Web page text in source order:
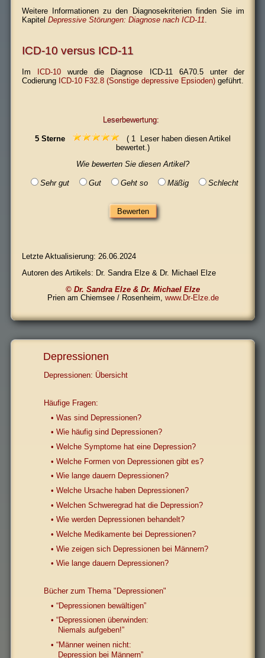
Weitere Informationen zu den Diagnosekriterien finden Sie im
Kapitel Depressive Störungen: Diagnose nach ICD-11
ICD-10 versus ICD-11
Im ICD-10wurde die Diagnose ICD-11 6A70.5 unter der
Codierung ICD-10 F32.8 (Sonstige depressive Epsioden)geführt.
Leserbewertung:
5 Sterne ( 1 Leser haben diesen Artikel
bewertet.)
Wie bewerten Sie diesen Artikel?
Sehr gut Gut Geht so Mäßig Schlecht
Letzte Aktualisierung: 26.06.2024
Autoren des Artikels: Dr. Sandra Elze & Dr. Michael Elze
© Dr. Sandra Elze & Dr. Michael Elze
Prien am Chiemsee / Rosenheim, www.Dr-Elze.de
Depressionen
Depressionen: Übersicht
Häufige Fragen:
• Was sind Depressionen?
• Wie häufig sind Depressionen?
• Welche Symptome hat eine Depression?
• Welche Formen von Depressionen gibt es?
• Wie lange dauern Depressionen?
• Welche Ursache haben Depressionen?
• Welchen Schweregrad hat die Depression?
• Wie werden Depressionen behandelt?
• Welche Medikamente bei Depressionen?
• Wie zeigen sich Depressionen bei Männern?
• Wie lange dauern Depressionen?
Bücher zum Thema "Depressionen"
• “Depressionen bewältigen”
• “Depressionen überwinden:
Niemals aufgeben!”
• “Männer weinen nicht:
Depression bei Männern”